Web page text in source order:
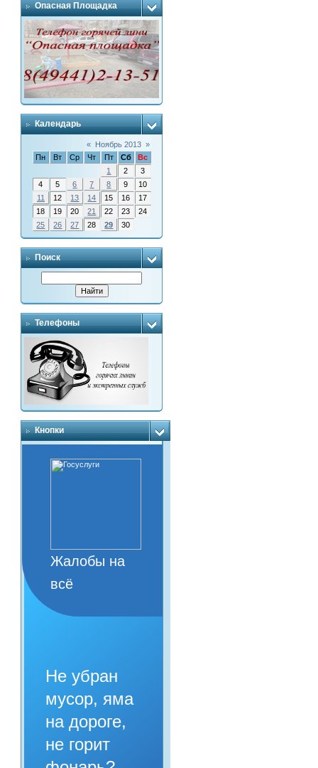
Опасная Площадка
Календарь
« Ноябрь 2013 »
Пн
Вт Ср Чт Пт Сб
Вс
1
2
3
4
5 6 7 8 9
10
11
12 13 14 15 16
17
18
19 20 21 22 23
24
25
26 27 28 29 30
Поиск
Телефоны
Кнопки
Жалобы на
всё
Не убран
мусор, яма
на дороге,
не горит